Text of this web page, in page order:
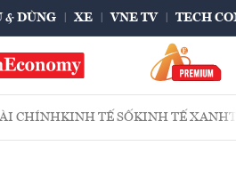
& DÙNG XE VNE TV TECH
CHÍNHKINH TẾ SỐKINH TẾ XANH